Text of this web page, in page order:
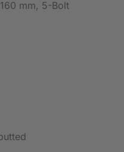
mm, 5-Bolt